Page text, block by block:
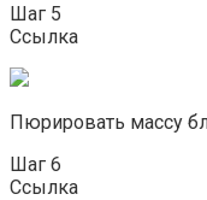
Шаг 5
Ссылка
Пюрировать массу
Шаг 6
Ссылка